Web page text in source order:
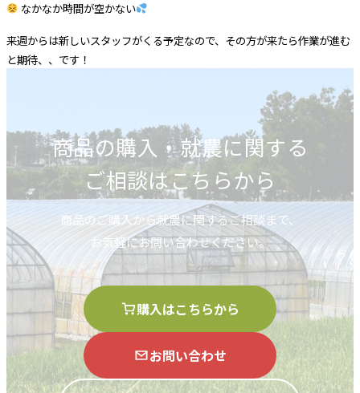
なかなか時間が空かない
来週からは新しいスタッフがくる予定なので、その方が来たら作業が進む
と期待、、です！
商品の購入・就農に関する
ご相談はこちらから
商品のご購入から就農に関するご相談まで、
お気軽にお問い合わせください。
購入はこちらから
お問い合わせ